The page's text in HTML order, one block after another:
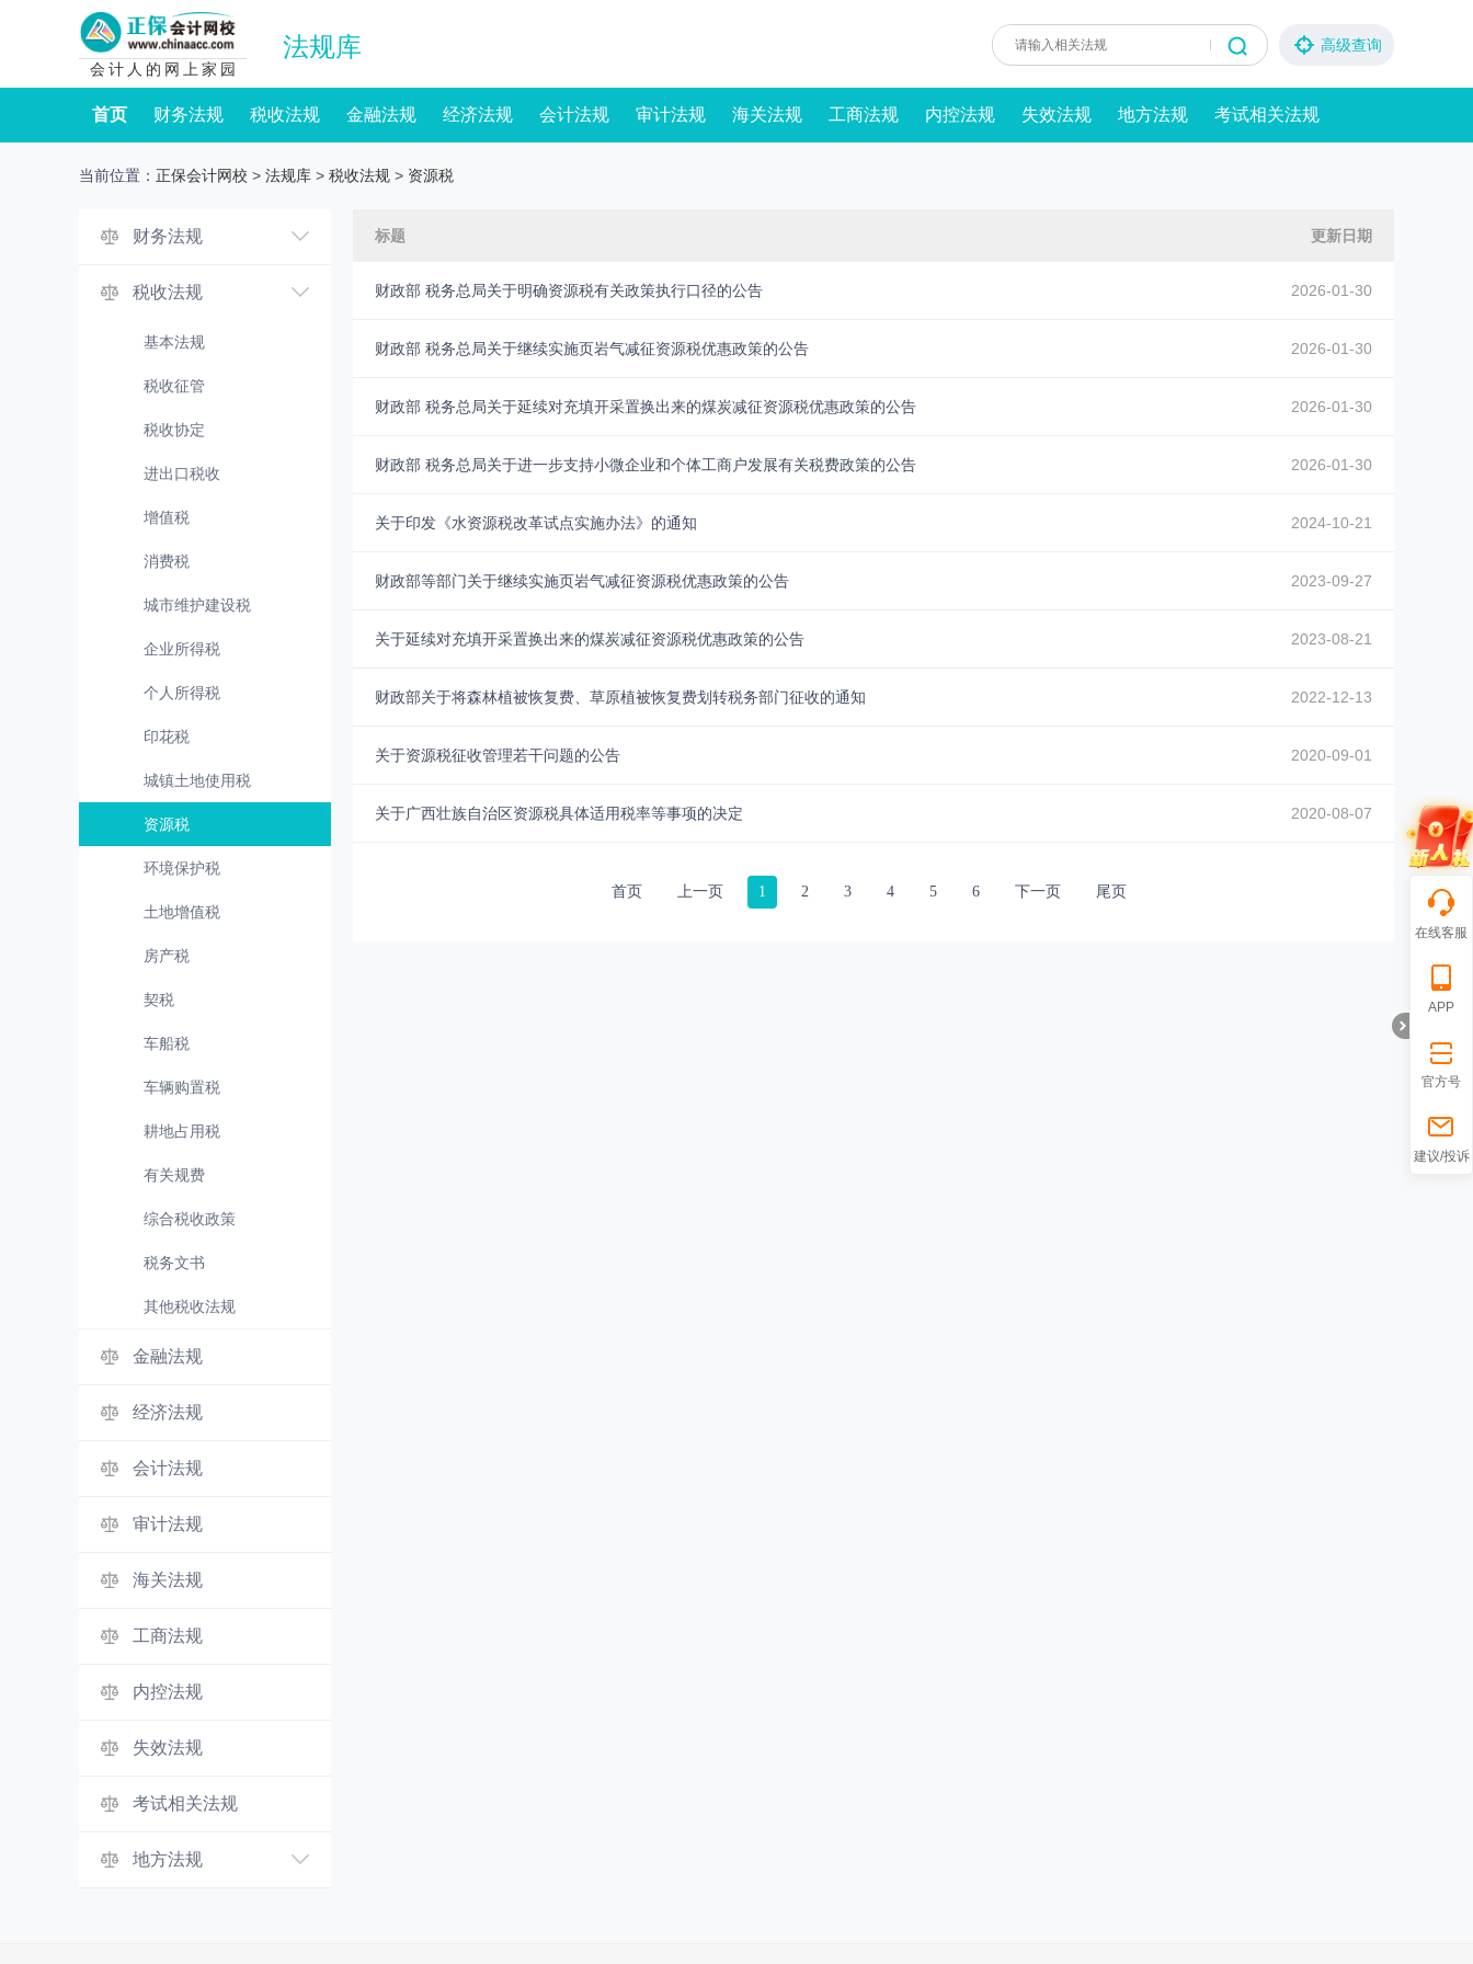
会计人的网上家园
法规库 高级查询
首页 财务法规 税收法规 金融法规 经济法规 会计法规 审计法规 海关法规 工商法规 内控法规 失效法规 地方法规 考试相关法规
当前位置： 正保会计网校 > 法规库 > 税收法规 > 资源税
财务法规
税收法规
基本法规
税收征管
税收协定
进出口税收
增值税
消费税
城市维护建设税
企业所得税
个人所得税
印花税
城镇土地使用税
资源税
环境保护税
土地增值税
房产税
契税
车船税
车辆购置税
耕地占用税
有关规费
综合税收政策
税务文书
其他税收法规
金融法规
经济法规
会计法规
审计法规
海关法规
工商法规
内控法规
失效法规
考试相关法规
地方法规
标题 更新日期
财政部 税务总局关于明确资源税有关政策执行口径的公告 2026-01-30
财政部 税务总局关于继续实施页岩气减征资源税优惠政策的公告 2026-01-30
财政部 税务总局关于延续对充填开采置换出来的煤炭减征资源税优惠政策的公告 2026-01-30
财政部 税务总局关于进一步支持小微企业和个体工商户发展有关税费政策的公告 2026-01-30
关于印发《水资源税改革试点实施办法》的通知 2024-10-21
财政部等部门关于继续实施页岩气减征资源税优惠政策的公告 2023-09-27
关于延续对充填开采置换出来的煤炭减征资源税优惠政策的公告 2023-08-21
财政部关于将森林植被恢复费、草原植被恢复费划转税务部门征收的通知 2022-12-13
关于资源税征收管理若干问题的公告 2020-09-01
关于广西壮族自治区资源税具体适用税率等事项的决定 2020-08-07
首页 上一页 1 2 3 4 5 6 下一页 尾页
在线客服
APP
官方号
建议/投诉